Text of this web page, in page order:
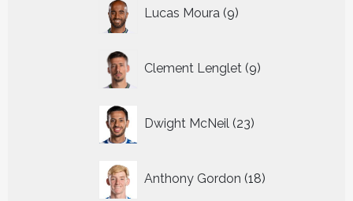
Lucas Moura 9
producten
Clement Lenglet 9
producten
Dwight McNeil 23
producten
Anthony Gordon 18
producten